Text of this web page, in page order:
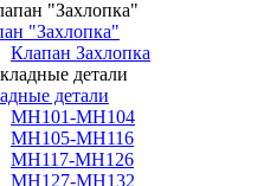
"Захлопка"
Клапан Захлопка
детали
МН101-МН104
МН105-МН116
МН117-МН126
МН127-МН132